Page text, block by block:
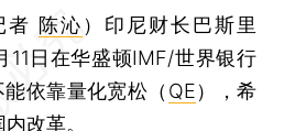
者 陈沁 ） 印尼财长巴斯里
11日在华盛顿IMF/世界银行
依靠量化宽松（ QE），希
改革。